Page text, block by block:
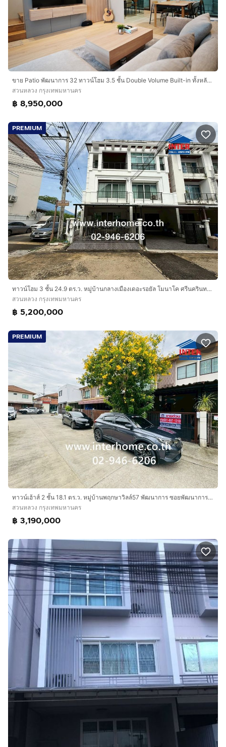
ขาย Patio พัฒนาการ 32 ทาวน์โฮม 3.5 ชั้น Double Volume Built-in ทั้งหลัง พร้อมเข้าอยู่ ทำเลใกล้เมือง พัฒนาการ-อ่อนนุช
สวนหลวง กรุงเทพมหานคร
฿ 8,950,000
PREMIUM
ทาวน์โฮม 3 ชั้น 24.9 ตร.ว. หมู่บ้านกลางเมืองเดอะรอยัล โมนาโค ศรีนครินทร์-พัฒนาการ ซอยศรีนครินทร์24 ถนนศรีนครินทร์ ถนนพัฒนาการ เขตสวนหลวง
สวนหลวง กรุงเทพมหานคร
฿ 5,200,000
PREMIUM
ทาวน์เฮ้าส์ 2 ชั้น 18.1 ตร.ว. หมู่บ้านพฤกษาวิลล์57 พัฒนาการ ซอยพัฒนาการ38 ถนนพัฒนาการ ถนนอ่อนนุช เขตสวนหลวง กรุงเทพมหานคร
สวนหลวง กรุงเทพมหานคร
฿ 3,190,000